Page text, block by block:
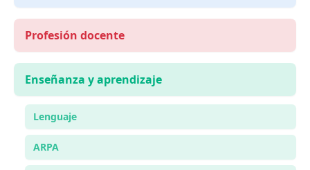
Profesión docente
Enseñanza y aprendizaje
Lenguaje
ARPA